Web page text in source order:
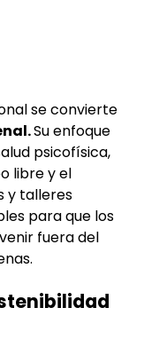
se convierte
Su enfoque
psicofísica,
libre y el
y talleres
para que los
fuera del